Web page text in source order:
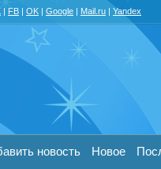
| FB | OK | Google | Mail.ru | Yandex
новость Новое